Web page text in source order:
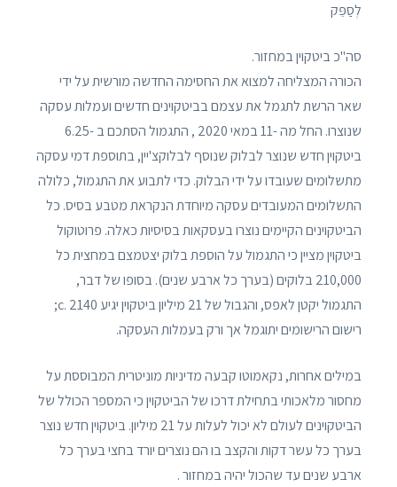
לְסַפֵּק
סה"כ ביטקוין במחזור.
הכורה המצליחה למצוא את החסימה החדשה מורשית על ידי
שאר הרשת לתגמל את עצמם בביטקוינים חדשים ועמלות עסקה
שנוצרו. החל מה -11 במאי 2020 , התגמול הסתכם ב -6.25
ביטקוין חדש שנוצר לבלוק שנוסף לבלוקצ'יין, בתוספת דמי עסקה
מתשלומים שעובדו על ידי הבלוק. כדי לתבוע את התגמול, כלולה
התשלומים המעובדים עסקה מיוחדת הנקראת מטבע בסיס. כל
הביטקוינים הקיימים נוצרו בעסקאות בסיסיות כאלה. פרוטוקול
ביטקוין מציין כי התגמול על הוספת בלוק יצטמצם במחצית כל
210,000 בלוקים (בערך כל ארבע שנים). בסופו של דבר,
התגמול יקטן לאפס, והגבול של 21 מיליון ביטקוין יגיע c. 2140;
רישום הרישומים יתוגמל אך ורק בעמלות העסקה.
במילים אחרות, נקאמוטו קבעה מדיניות מוניטרית המבוססת על
מחסור מלאכותי בתחילת דרכו של הביטקוין כי המספר הכולל של
הביטקוינים לעולם לא יכול לעלות על 21 מיליון. ביטקוין חדש נוצר
בערך כל עשר דקות והקצב בו הם נוצרים יורד בחצי בערך כל
ארבע שנים עד שהכול יהיה במחזור .